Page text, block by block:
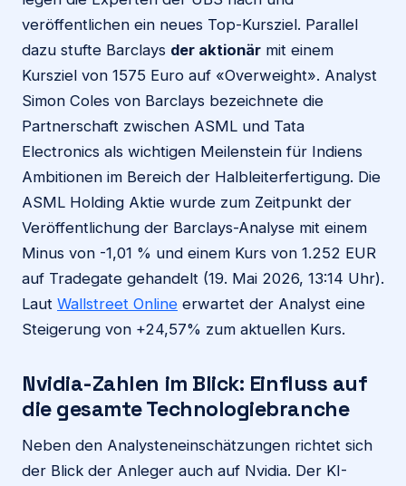
veröffentlichen ein neues Top-Kursziel. Parallel
dazu stufte Barclays der aktionär mit einem
Kursziel von 1575 Euro auf «Overweight». Analyst
Simon Coles von Barclays bezeichnete die
Partnerschaft zwischen ASML und Tata
Electronics als wichtigen Meilenstein für Indiens
Ambitionen im Bereich der Halbleiterfertigung. Die
ASML Holding Aktie wurde zum Zeitpunkt der
Veröffentlichung der Barclays-Analyse mit einem
Minus von -1,01 % und einem Kurs von 1.252 EUR
auf Tradegate gehandelt (19. Mai 2026, 13:14 Uhr).
Laut Wallstreet Online erwartet der Analyst eine
Steigerung von +24,57% zum aktuellen Kurs.
Nvidia-Zahlen im Blick: Einfluss auf
die gesamte Technologiebranche
Neben den Analysteneinschätzungen richtet sich
der Blick der Anleger auch auf Nvidia. Der KI-